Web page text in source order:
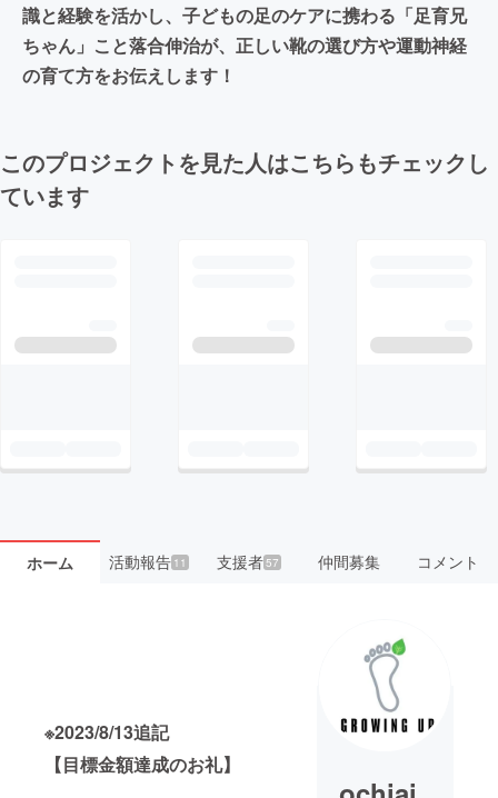
識と経験を活かし、子どもの足のケアに携わる「足育兄
ちゃん」こと落合伸治が、正しい靴の選び方や運動神経
の育て方をお伝えします！
このプロジェクトを見た人はこちらもチェックし
ています
ホーム 活動報告11 支援者57 仲間募集 コメント
※2023/8/13追記
【目標金額達成のお礼】